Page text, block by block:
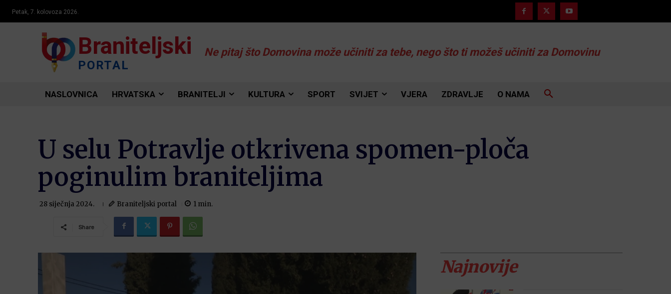
Petak, 7. kolovoza 2026.
Braniteljski
PORTAL
Ne pitaj što Domovina može učiniti za tebe, nego što ti možeš učiniti za Domovinu
NASLOVNICA HRVATSKA BRANITELJI KULTURA SPORT SVIJET VJERA ZDRAVLJE O NAMA
U selu Potravlje otkrivena spomen-ploča
poginulim braniteljima
28 siječnja 2024. Braniteljski portal 1 min.
Share
Najnovije